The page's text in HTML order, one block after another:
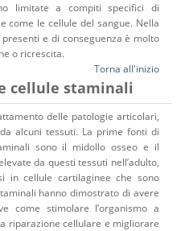
limitate a compiti specifici di
come le cellule del sangue. Nella
e di conseguenza è molto
o ricrescita.
Torna all'inizio
cellule staminali
delle patologie articolari,
alcuni tessuti. La prime fonti di
sono il midollo osseo e il
da questi tessuti nell’adulto,
in cellule cartilaginee che sono
hanno dimostrato di avere
come stimolare l’organismo a
riparazione cellulare e migliorare